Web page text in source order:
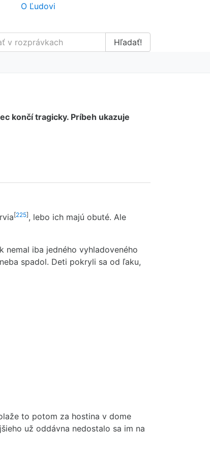
O Ľudovi
Hľadať!
končí tragicky. Príbeh ukazuje
[225], lebo ich majú obuté. Ale
iba jedného vyhladoveného
spadol. Deti pokryli sa od ľaku,
to potom za hostina v dome
už oddávna nedostalo sa im na